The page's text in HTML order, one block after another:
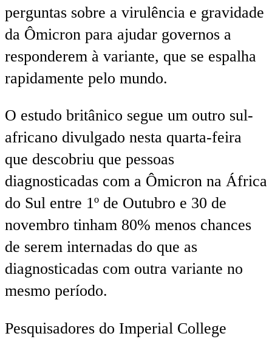
perguntas sobre a virulência e gravidade
da Ômicron para ajudar governos a
responderem à variante, que se espalha
rapidamente pelo mundo.
O estudo britânico segue um outro sul-
africano divulgado nesta quarta-feira
que descobriu que pessoas
diagnosticadas com a Ômicron na África
do Sul entre 1º de Outubro e 30 de
novembro tinham 80% menos chances
de serem internadas do que as
diagnosticadas com outra variante no
mesmo período.
Pesquisadores do Imperial College